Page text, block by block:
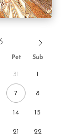
Pet Sub
31 1
7 8
14 15
21 22